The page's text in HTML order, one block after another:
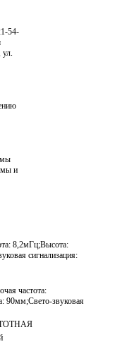
54-
и
8,2мГц;Высота:
сигнализация:
частота:
звуковая